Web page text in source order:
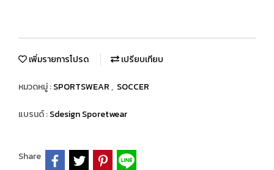
เพิ่มรายการโปรด เปรียบเทียบ
หมวดหมู่ :SPORTSWEAR, SOCCER
แบรนด์ :Sdesign Sporetwear
Share